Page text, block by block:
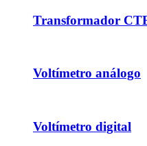
Transformador
Voltímetro análogo
Voltímetro digital